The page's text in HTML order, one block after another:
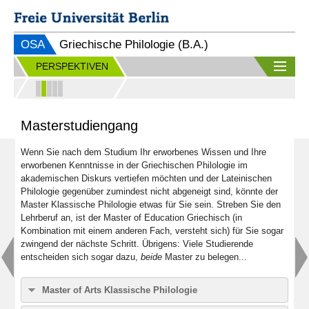
OSA Griechische Philologie (B.A.)
PERSPEKTIVEN
Masterstudiengang
Wenn Sie nach dem Studium Ihr erworbenes Wissen und Ihre
erworbenen Kenntnisse in der Griechischen Philologie im
akademischen Diskurs vertiefen möchten und der Lateinischen
Philologie gegenüber zumindest nicht abgeneigt sind, könnte der
Master Klassische Philologie etwas für Sie sein. Streben Sie den
Lehrberuf an, ist der Master of Education Griechisch (in
Kombination mit einem anderen Fach, versteht sich) für Sie sogar
zwingend der nächste Schritt. Übrigens: Viele Studierende
entscheiden sich sogar dazu, beide Master zu belegen...
Master of Arts Klassische Philologie